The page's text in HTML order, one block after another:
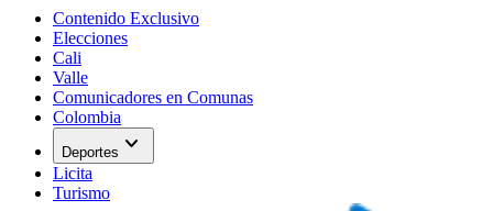
Contenido Exclusivo
Elecciones
Cali
Valle
Comunicadores en Comunas
Colombia
Deportes expand_more
Licita
Turismo